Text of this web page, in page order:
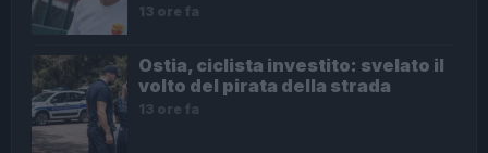
13 ore fa
Ostia, ciclista investito: svelato il
volto del pirata della strada
13 ore fa